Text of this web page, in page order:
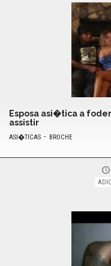
Esposa asi�tica a
assistir
ASI�TICAS - BROCHE